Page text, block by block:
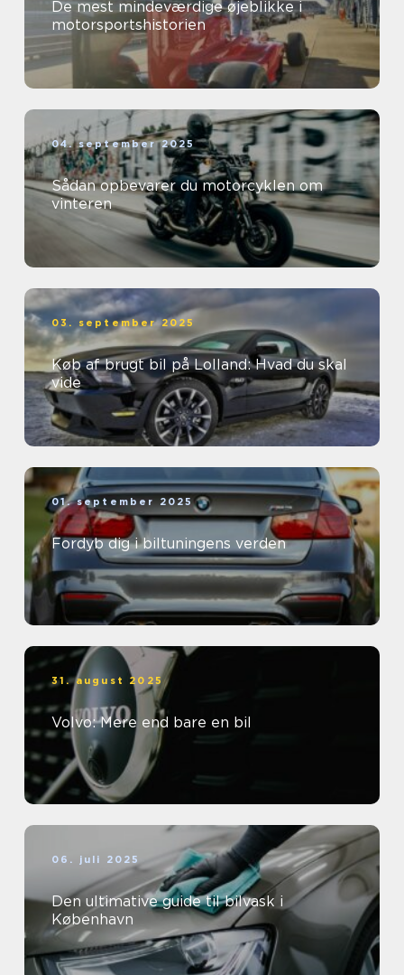
De mest mindeværdige øjeblikke i
motorsportshistorien
04. september 2025
Sådan opbevarer du motorcyklen om
vinteren
03. september 2025
Køb af brugt bil på Lolland: Hvad du skal
vide
01. september 2025
Fordyb dig i biltuningens verden
31. august 2025
Volvo: Mere end bare en bil
06. juli 2025
Den ultimative guide til bilvask i
København